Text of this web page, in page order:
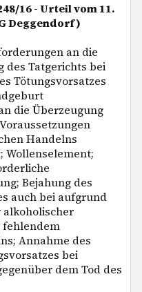
16 - Urteil vom 11.
Deggendorf)
an die
des Tatgerichts bei
Tötungsvorsatzes
die Überzeugung
Handelns
Wollenselement;
Bejahung des
auch bei aufgrund
alkoholischer
fehlendem
Annahme des
bei
dem Tod des